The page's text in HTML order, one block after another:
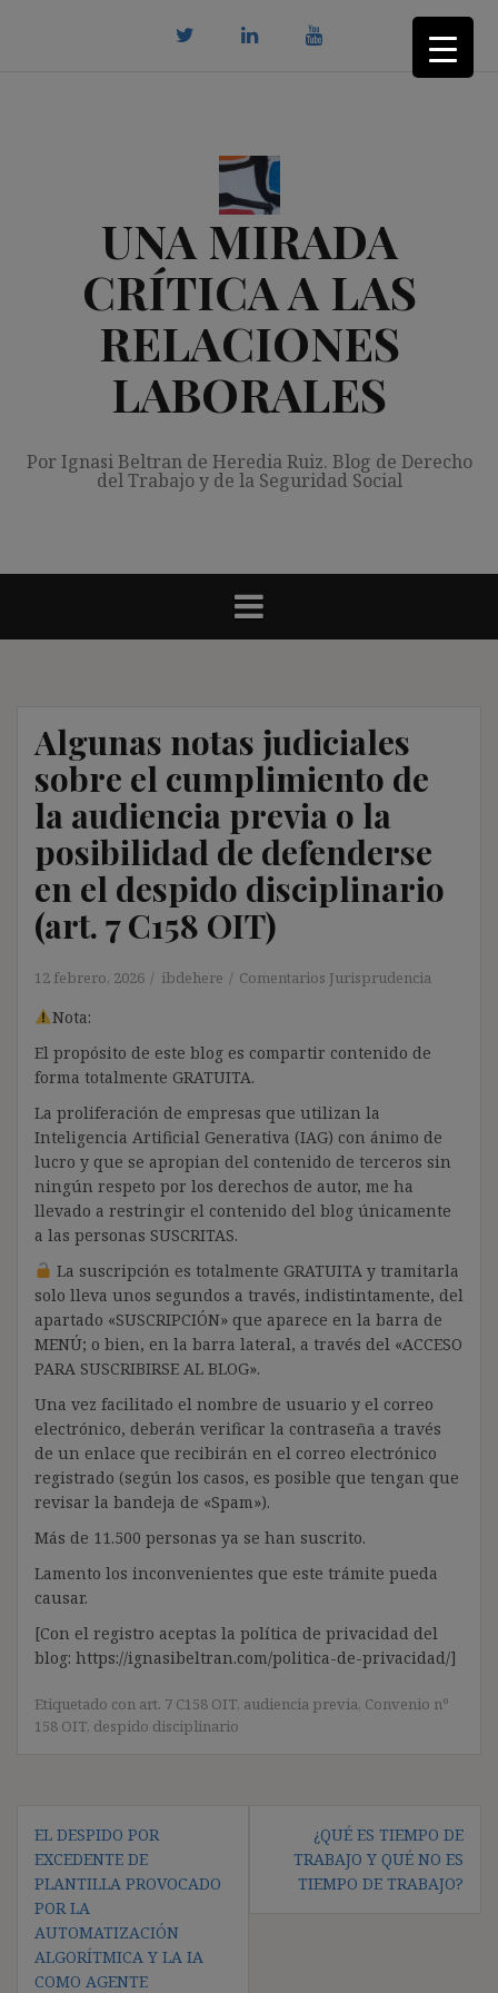
UNA MIRADA
CRÍTICA A LAS
RELACIONES
LABORALES
Por Ignasi Beltran de Heredia Ruiz. Blog de Derecho
del Trabajo y de la Seguridad Social
Algunas notas judiciales
sobre el cumplimiento de
la audiencia previa o la
posibilidad de defenderse
en el despido disciplinario
(art. 7 C158 OIT)
12 febrero, 2026 ibdehere Comentarios Jurisprudencia
Nota:
El propósito de este blog es compartir contenido de
forma totalmente GRATUITA.
La proliferación de empresas que utilizan la
Inteligencia Artificial Generativa (IAG) con ánimo de
lucro y que se apropian del contenido de terceros sin
ningún respeto por los derechos de autor, me ha
llevado a restringir el contenido del blog únicamente
a las personas SUSCRITAS.
La suscripción es totalmente GRATUITA y tramitarla
solo lleva unos segundos a través, indistintamente, del
apartado «SUSCRIPCIÓN» que aparece en la barra de
MENÚ; o bien, en la barra lateral, a través del «ACCESO
PARA SUSCRIBIRSE AL BLOG».
Una vez facilitado el nombre de usuario y el correo
electrónico, deberán verificar la contraseña a través
de un enlace que recibirán en el correo electrónico
registrado (según los casos, es posible que tengan que
revisar la bandeja de «Spam»).
Más de 11.500 personas ya se han suscrito.
Lamento los inconvenientes que este trámite pueda
causar.
[Con el registro aceptas la política de privacidad del
blog: https://ignasibeltran.com/politica-de-privacidad/]
Etiquetado con art. 7 C158 OIT, audiencia previa, Convenio nº
158 OIT, despido disciplinario
de
entradas
EL DESPIDO POR
EXCEDENTE DE
PLANTILLA PROVOCADO
POR LA
AUTOMATIZACIÓN
ALGORÍTMICA Y LA IA
COMO AGENTE
¿QUÉ ES TIEMPO DE
TRABAJO Y QUÉ NO ES
TIEMPO DE TRABAJO?